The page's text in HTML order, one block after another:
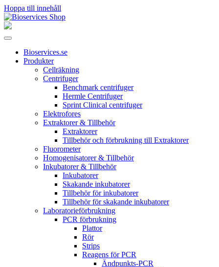
Hoppa till innehåll
Huvudnavigering
Bioservices.se
Produkter
Cellräkning
Centrifuger
Benchmark centrifuger
Hermle Centrifuger
Sprint Clinical centrifuger
Elektrofores
Extraktorer & Tillbehör
Extraktorer
Tillbehör och förbrukning till Extraktorer
Fluorometer
Homogenisatorer & Tillbehör
Inkubatorer & Tillbehör
Inkubatorer
Skakande inkubatorer
Tillbehör för inkubatorer
Tillbehör för skakande inkubatorer
Laboratorieförbrukning
PCR förbrukning
Plattor
Rör
Strips
Reagens för PCR
Ändpunkts-PCR